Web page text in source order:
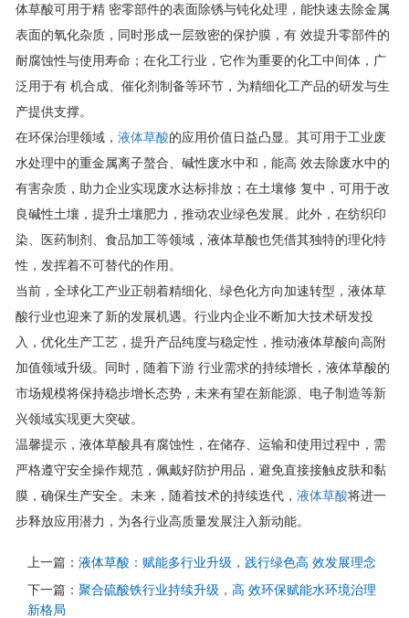
体草酸可用于精 密零部件的表面除锈与钝化处理，能快速去除金属
表面的氧化杂质，同时形成一层致密的保护膜，有 效提升零部件的
耐腐蚀性与使用寿命；在化工行业，它作为重要的化工中间体，广
泛用于有 机合成、催化剂制备等环节，为精细化工产品的研发与生
产提供支撑。
在环保治理领域， 液体草酸的应用价值日益凸显。其可用于工业废
水处理中的重金属离子螯合、碱性废水中和，能高 效去除废水中的
有害杂质，助力企业实现废水达标排放；在土壤修 复中，可用于改
良碱性土壤，提升土壤肥力，推动农业绿色发展。此外，在纺织印
染、医药制剂、食品加工等领域，液体草酸也凭借其独特的理化特
性，发挥着不可替代的作用。
当前，全球化工产业正朝着精细化、绿色化方向加速转型，液体草
酸行业也迎来了新的发展机遇。行业内企业不断加大技术研发投
入，优化生产工艺，提升产品纯度与稳定性，推动液体草酸向高附
加值领域升级。同时，随着下游 行业需求的持续增长，液体草酸的
市场规模将保持稳步增长态势，未来有望在新能源、电子制造等新
兴领域实现更大突破。
温馨提示，液体草酸具有腐蚀性，在储存、运输和使用过程中，需
严格遵守安全操作规范，佩戴好防护用品，避免直接接触皮肤和黏
膜，确保生产安全。未来，随着技术的持续迭代， 液体草酸将进一
步释放应用潜力，为各行业高质量发展注入新动能。
上一篇： 液体草酸：赋能多行业升级，践行绿色高 效发展理念
下一篇： 聚合硫酸铁行业持续升级，高 效环保赋能水环境治理
新格局